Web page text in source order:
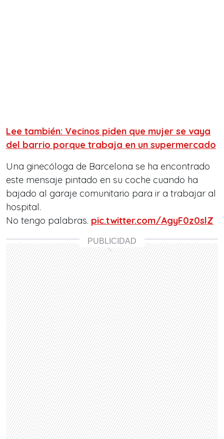
Lee también: Vecinos piden que mujer se vaya
del barrio porque trabaja en un supermercado
Una ginecóloga de Barcelona se ha encontrado
este mensaje pintado en su coche cuando ha
bajado al garaje comunitario para ir a trabajar al
hospital.
No tengo palabras. pic.twitter.com/AgyF0z0slZ